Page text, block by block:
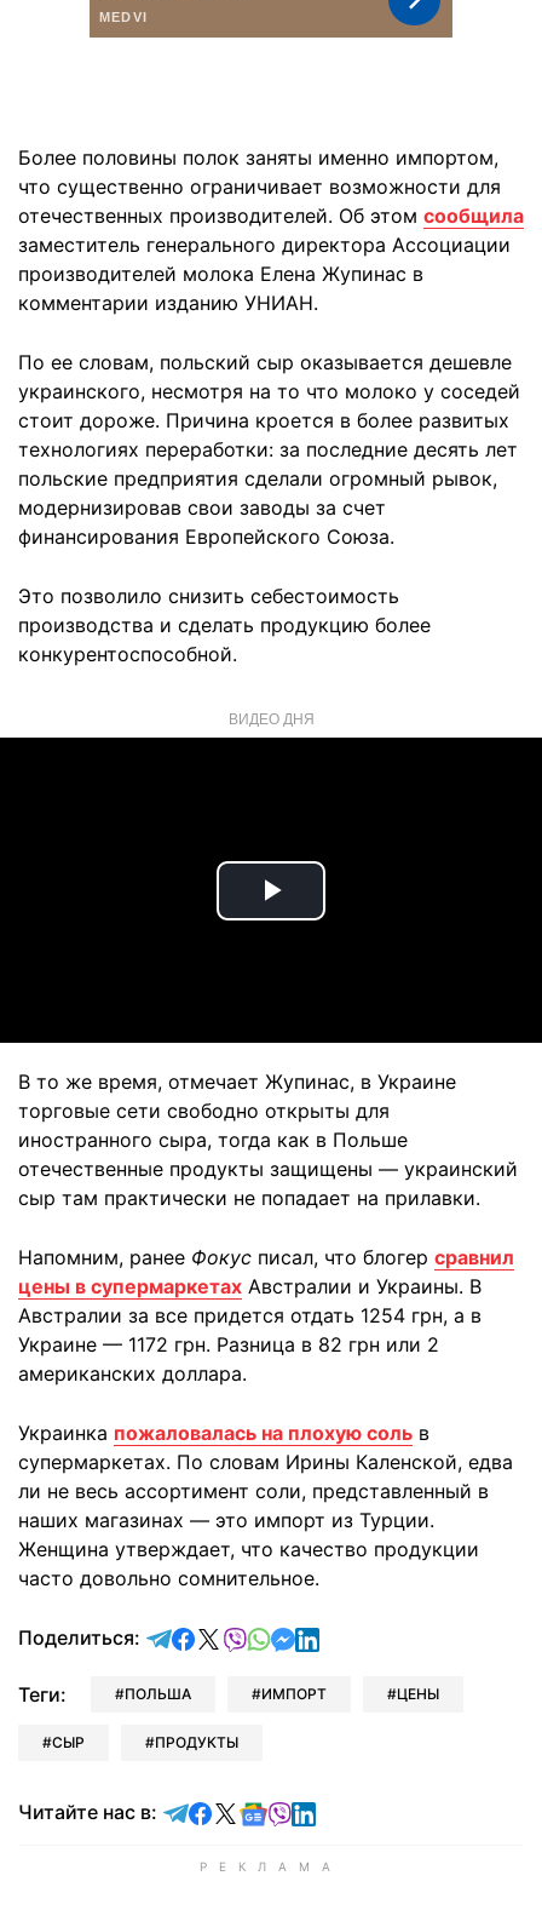
Более половины полок заняты именно импортом,
что существенно ограничивает возможности для
отечественных производителей. Об этом сообщила
заместитель генерального директора Ассоциации
производителей молока Елена Жупинас в
комментарии изданию УНИАН.
По ее словам, польский сыр оказывается дешевле
украинского, несмотря на то что молоко у соседей
стоит дороже. Причина кроется в более развитых
технологиях переработки: за последние десять лет
польские предприятия сделали огромный рывок,
модернизировав свои заводы за счет
финансирования Европейского Союза.
Это позволило снизить себестоимость
производства и сделать продукцию более
конкурентоспособной.
ВИДЕО ДНЯ
Play
В то же время, отмечает Жупинас, в Украине
торговые сети свободно открыты для
иностранного сыра, тогда как в Польше
отечественные продукты защищены — украинский
сыр там практически не попадает на прилавки.
Напомним, ранее Фокус писал, что блогер сравнил
цены в супермаркетах Австралии и Украины. В
Австралии за все придется отдать 1254 грн, а в
Украине — 1172 грн. Разница в 82 грн или 2
американских доллара.
Украинка пожаловалась на плохую соль в
супермаркетах. По словам Ирины Каленской, едва
ли не весь ассортимент соли, представленный в
наших магазинах — это импорт из Турции.
Женщина утверждает, что качество продукции
часто довольно сомнительное.
Поделиться: отправить в Telegram
поделиться в Facebook
поделиться в X
отправить в Viber
отправить в Whatsapp
отправить в Messenger
отправить в LinkedIn
Теги: ПОЛЬША ИМПОРТ ЦЕНЫ
СЫР ПРОДУКТЫ
Читайте нас в: Читайте в Telegram
Читайте в Facebook
Читайте в X
Читайте в Google news
Читайте в Viber
Читайте в LinkedIn